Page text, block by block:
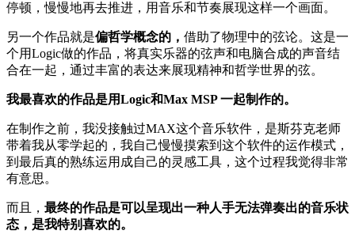
停顿，慢慢地再去推进，用音乐和节奏展现这样一个画面。
另一个作品就是偏哲学概念的， 借助了物理中的弦论。这是一
个用Logic做的作品，将真实乐器的弦声和电脑合成的声音结
合在一起，通过丰富的表达来展现精神和哲学世界的弦。
我最喜欢的作品是用Logic和Max MSP 一起制作的。
在制作之前，我没接触过MAX这个音乐软件，是斯芬克老师
带着我从零学起的，我自己慢慢摸索到这个软件的运作模式，
到最后真的熟练运用成自己的灵感工具，这个过程我觉得非常
有意思。
而且， 最终的作品是可以呈现出一种人手无法弹奏出的音乐状
态，是我特别喜欢的。